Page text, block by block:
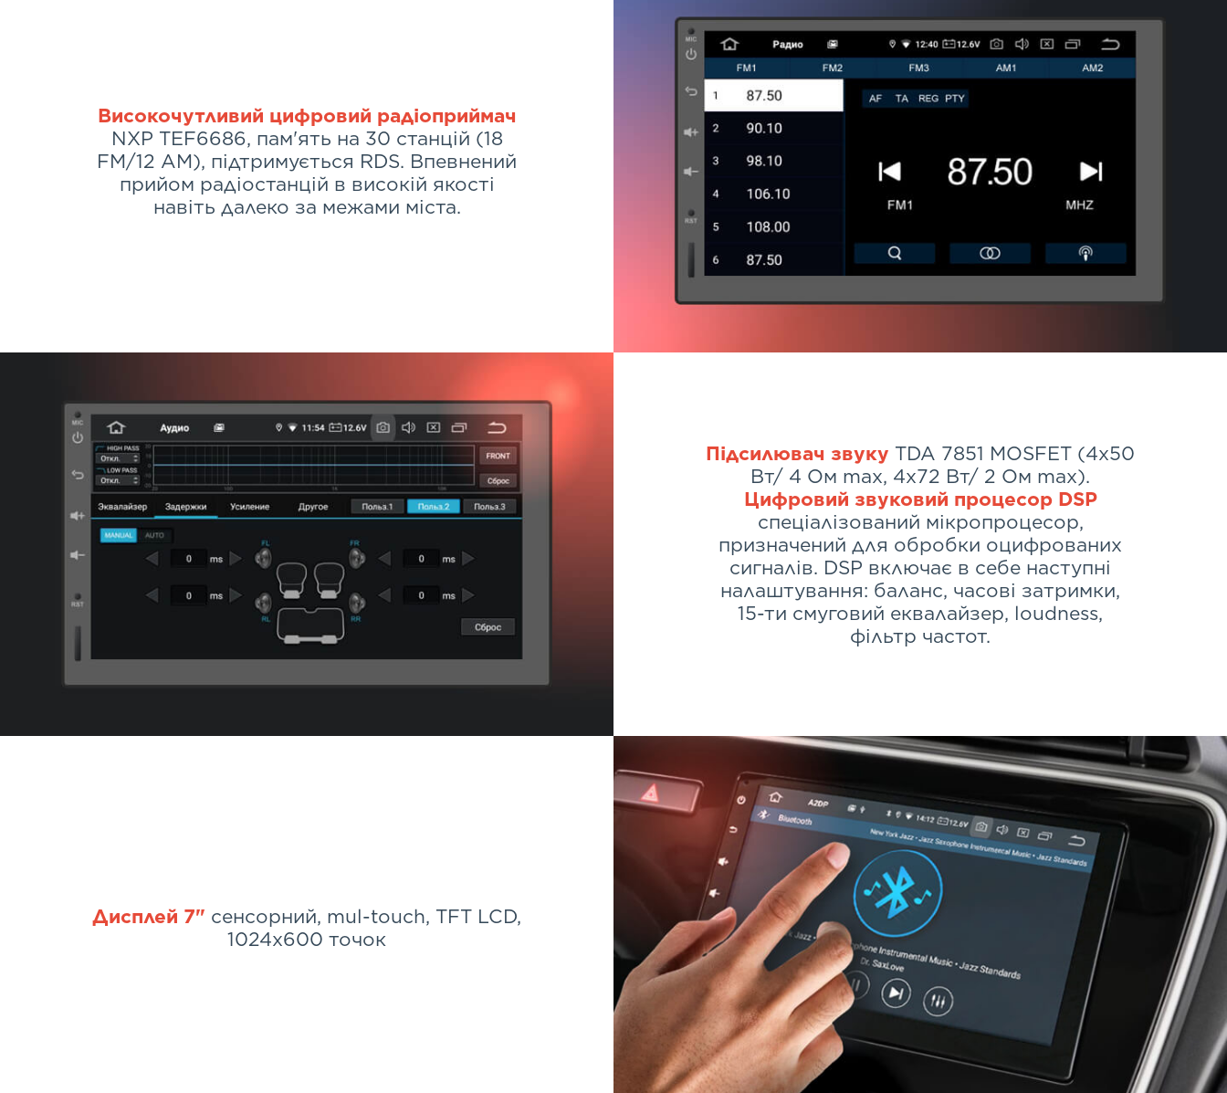
Високочутливий цифровий радіоприймач
NXP TEF6686, пам'ять на 30 станцій (18
FM/12 AM), підтримується RDS. Впевнений
прийом радіостанцій в високій якості
навіть далеко за межами міста.
Підсилювач звуку TDA 7851 MOSFET (4х50
Вт/ 4 Oм max, 4х72 Вт/ 2 Oм max).
Цифровий звуковий процесор DSP
спеціалізований мікропроцесор,
призначений для обробки оцифрованих
сигналів. DSP включає в себе наступні
налаштування: баланс, часові затримки,
15-ти смуговий еквалайзер, loudness,
фільтр частот.
Дисплей 7" сенсорний, mul-touch, TFT LCD,
1024x600 точок